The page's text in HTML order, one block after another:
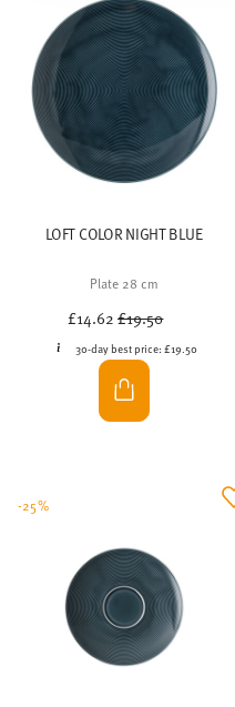
LOFT COLOR NIGHT BLUE
Plate 28 cm
£14.62Price reduced from
£19.50
30-day best price: £19.50
-25%